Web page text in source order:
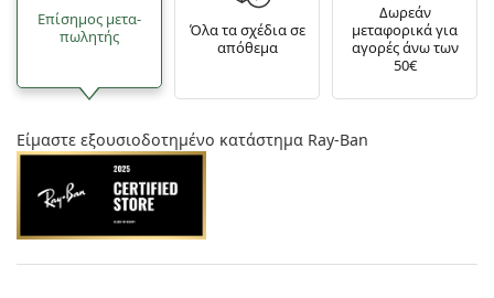
Επίσημος μετα­
πωλητής
Όλα τα σχέδια σε
απόθεμα
Δωρεάν
μεταφορικά για
αγορές άνω των
50€
Είμαστε εξουσιοδοτημένο κατάστημα Ray-Ban